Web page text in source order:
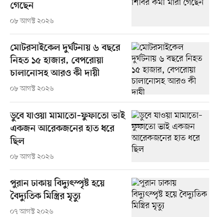
গেছেন
০৮ আগস্ট ২০২৬
মোটরসাইকেল দুর্ঘটনায় ৬ বছরে
নিহত ১৫ হাজার, বেপরোয়া
চালানোসহ আরও কী দায়ী
০৮ আগস্ট ২০২৬
ডুবে যাওয়া মামাতো–ফুফাতো ভাই
একজন আরেকজনের হাত ধরে
ছিল
০৮ আগস্ট ২০২৬
পুরান ঢাকায় বিদ্যুৎস্পৃষ্ট হয়ে
বৈদ্যুতিক মিস্ত্রির মৃত্যু
০৭ আগস্ট ২০২৬